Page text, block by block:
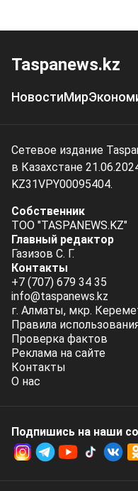
Taspanews.kz
НовостиМир
Сетевое издание
в Казахстане
KZ31VPY00095404.
Собственник
ТОО "TASPANEWS.KZ"
Главный редактор
Газизов С. Г.
Контакты
+7 (707) 679 34 35
info@taspanews.kz
г. Алматы, мкр.
Правила
Проверка фактов
Реклама на сайте
Контакты
О нас
Подпишись на наши